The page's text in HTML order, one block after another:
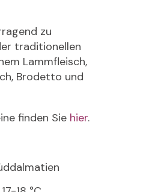
zu
traditionellen
Lammfleisch,
Brodetto und
finden Sie hier.